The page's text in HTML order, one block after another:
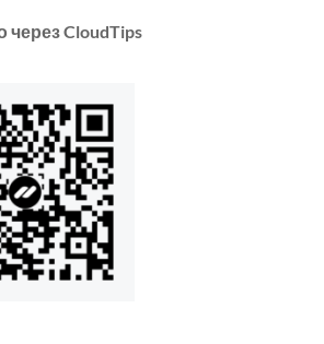
CloudTips